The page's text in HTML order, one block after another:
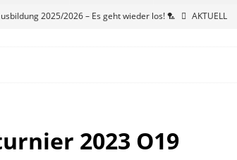
2025/2026 – Es geht wieder los! 🏸
AKTUELL
2024/2025 – Finale! 💪🏸
AKTUELL
2023 O19